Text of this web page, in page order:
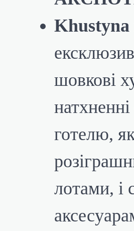
Khustyna
шовкові
готелю,
лотами, і